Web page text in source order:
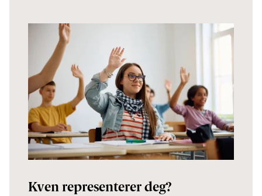
Kven representerer deg?